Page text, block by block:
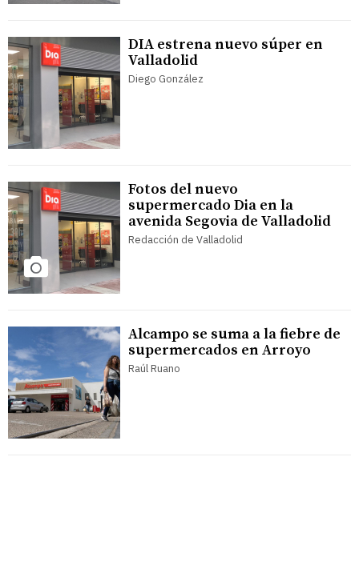
DIA estrena nuevo súper en
Valladolid
Diego González
Fotos del nuevo
supermercado Dia en la
avenida Segovia de Valladolid
Redacción de Valladolid
Alcampo se suma a la fiebre de
supermercados en Arroyo
Raúl Ruano